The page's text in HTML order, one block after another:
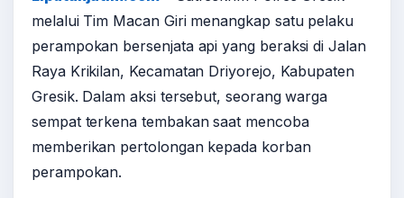
melalui Tim Macan Giri menangkap satu pelaku
perampokan bersenjata api yang beraksi di Jalan
Raya Krikilan, Kecamatan Driyorejo, Kabupaten
Gresik. Dalam aksi tersebut, seorang warga
sempat terkena tembakan saat mencoba
memberikan pertolongan kepada korban
perampokan.